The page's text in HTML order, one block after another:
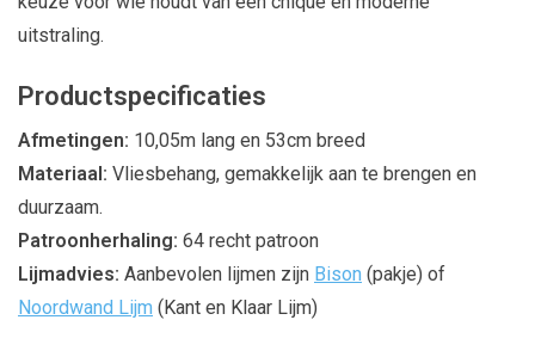
uitstraling.
Productspecificaties
Afmetingen: 10,05m lang en 53cm breed
Materiaal: Vliesbehang, gemakkelijk aan te brengen en
duurzaam.
Patroonherhaling: 64 recht patroon
Lijmadvies: Aanbevolen lijmen zijn Bison (pakje) of
Noordwand Lijm (Kant en Klaar Lijm)